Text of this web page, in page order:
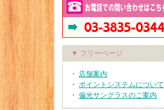
▼ フリーページ
・ 店舗案内
・ ポイントシステムについて
・ 偏光サングラスのご案内